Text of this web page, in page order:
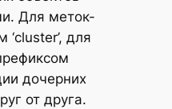
Для меток-
‘cluster’, для
дочерних
от друга.